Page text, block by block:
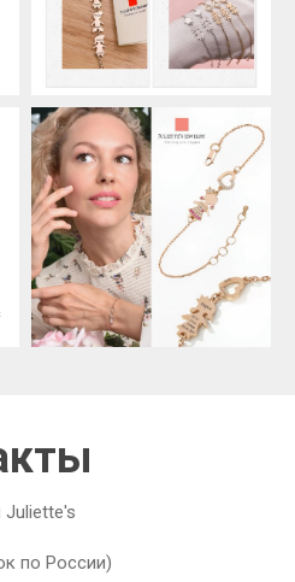
Juliette's
по России)